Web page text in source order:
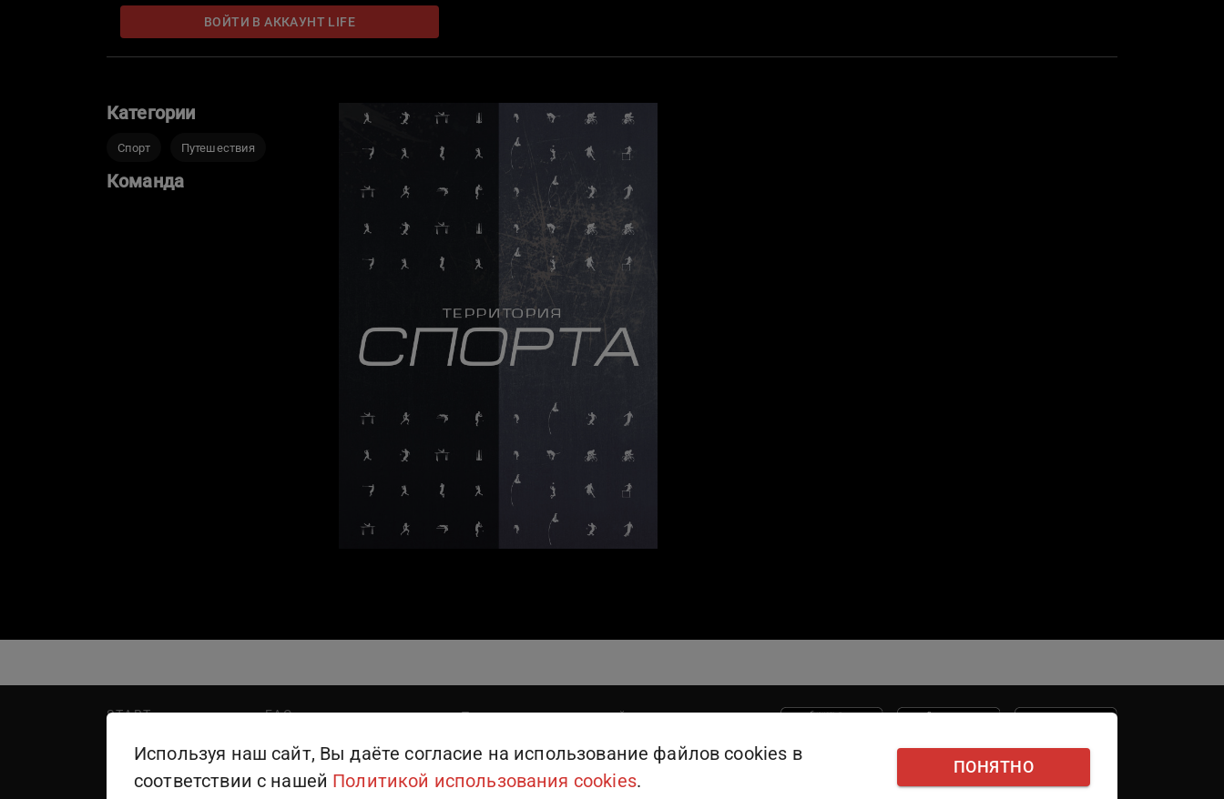
ВОЙТИ В АККАУНТ LIFE
Категории
Спорт Путешествия
Команда
START
FAQ
Поддержка пользователей
Используя наш сайт, Вы даёте согласие на использование файлов cookies в
соответствии с нашей Политикой использования cookies.
ПОНЯТНО